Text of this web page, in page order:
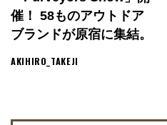
催！ 58ものアウトドア
ブランドが原宿に集結。
AKIHIRO_TAKEJI